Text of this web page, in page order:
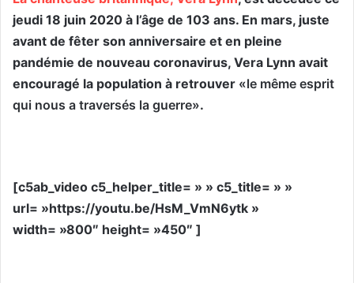
jeudi 18 juin 2020 à l’âge de 103 ans. En mars, juste
avant de fêter son anniversaire et en pleine
pandémie de nouveau coronavirus, Vera Lynn avait
encouragé la population à retrouver «le même esprit
qui nous a traversés la guerre».
[c5ab_video c5_helper_title= » » c5_title= » »
url= »https://youtu.be/HsM_VmN6ytk »
width= »800″ height= »450″ ]